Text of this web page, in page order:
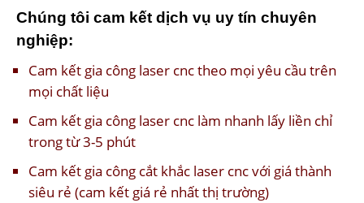
Chúng tôi cam kết dịch vụ uy tín chuyên
nghiệp:
Cam kết gia công laser cnc theo mọi yêu cầu trên
mọi chất liệu
Cam kết gia công laser cnc làm nhanh lấy liền chỉ
trong từ 3-5 phút
Cam kết gia công cắt khắc laser cnc với giá thành
siêu rẻ (cam kết giá rẻ nhất thị trường)